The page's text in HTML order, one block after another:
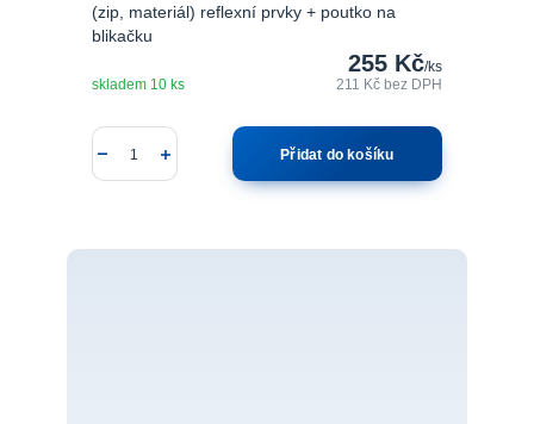
(zip, materiál) reflexní prvky + poutko na
blikačku
255 Kč/ks
211 Kč bez DPH
skladem 10 ks
Přidat do košíku